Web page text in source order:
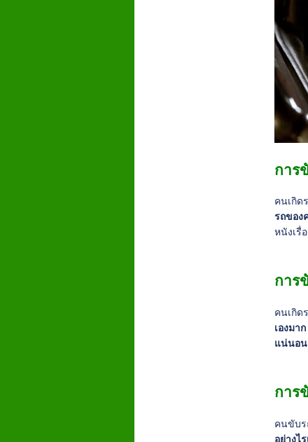
การ
คนเกิด
รถของ
หนังเรื่
การ
คนเกิด
เองมา
แน่นอน
การ
คนขับร
อย่างไ